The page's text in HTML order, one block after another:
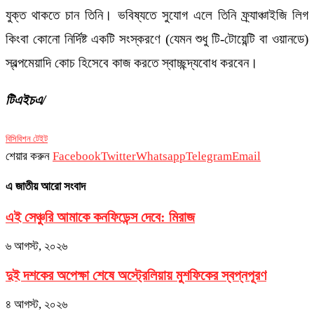
যুক্ত থাকতে চান তিনি। ভবিষ্যতে সুযোগ এলে তিনি ফ্র্যাঞ্চাইজি লিগ
কিংবা কোনো নির্দিষ্ট একটি সংস্করণে (যেমন শুধু টি-টোয়েন্টি বা ওয়ানডে)
স্বল্পমেয়াদি কোচ হিসেবে কাজ করতে স্বাচ্ছন্দ্যবোধ করবেন।
টিএইচএ/
বিসিবিশন টেইট
শেয়ার করুন FacebookTwitterWhatsappTelegramEmail
এ জাতীয় আরো সংবাদ
এই সেঞ্চুরি আমাকে কনফিডেন্স দেবে: মিরাজ
৬ আগস্ট, ২০২৬
দুই দশকের অপেক্ষা শেষে অস্ট্রেলিয়ায় মুশফিকের স্বপ্নপূরণ
৪ আগস্ট, ২০২৬